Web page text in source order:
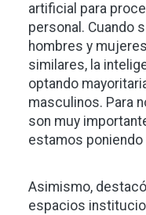
artificial para
personal. Cuando
hombres y
similares, la
optando
masculinos. Para
son muy
estamos poniendo
Asimismo,
espacios